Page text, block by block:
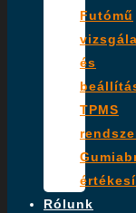
Futómű
és
TPMS
Rólunk